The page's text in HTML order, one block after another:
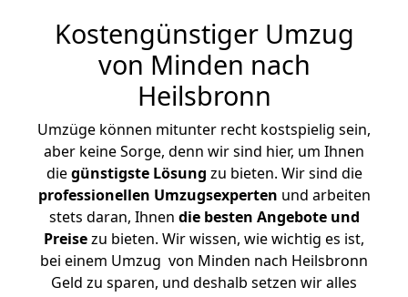
Kostengünstiger Umzug
von Minden nach
Heilsbronn
Umzüge können mitunter recht kostspielig sein,
aber keine Sorge, denn wir sind hier, um Ihnen
diegünstigste Lösung zu bieten. Wir sind die
professionellen Umzugsexperten und arbeiten
stets daran, Ihnen die besten Angebote und
Preisezu bieten. Wir wissen, wie wichtig es ist,
bei einem Umzug von Minden nach Heilsbronn
Geld zu sparen, und deshalb setzen wir alles